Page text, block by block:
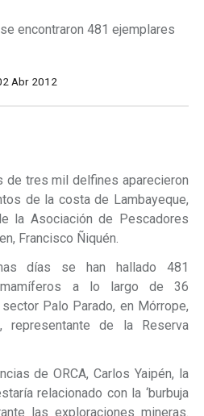
encontraron 481 ejemplares
Abr 2012
de tres mil delfines aparecieron
de la costa de Lambayeque,
la Asociación de Pescadores
Francisco Ñiquén.
días se han hallado 481
a lo largo de 36
Palo Parado, en Mórrope,
representante de la Reserva
de ORCA, Carlos Yaipén, la
relacionado con la ‘burbuja
las exploraciones mineras.